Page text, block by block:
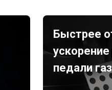
Быстрее
педали